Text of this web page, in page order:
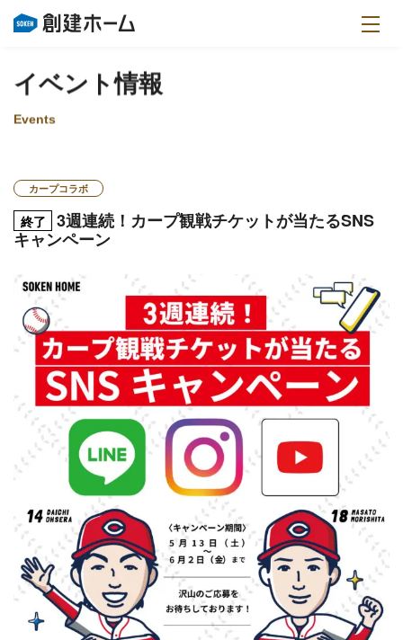
イベント情報
Events
カープコラボ
終了
3週連続！カープ観戦チケットが当たるSNS
キャンペーン